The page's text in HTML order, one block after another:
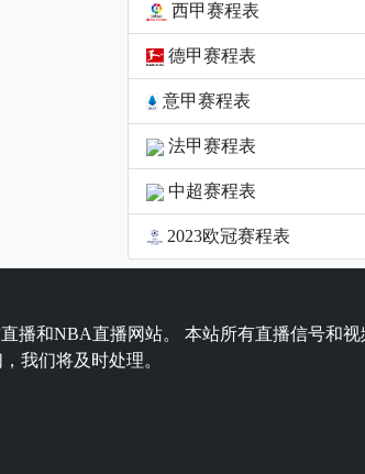
西甲赛程表
德甲赛程表
意甲赛程表
法甲赛程表
中超赛程表
2023欧冠赛程表
播和NBA直播网站。 本站所有直播信号和视
我们将及时处理。